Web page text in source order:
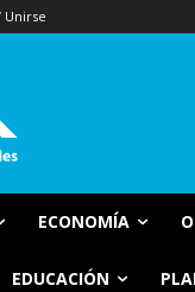
Unirse
ECONOMÍA
EDUCACIÓN